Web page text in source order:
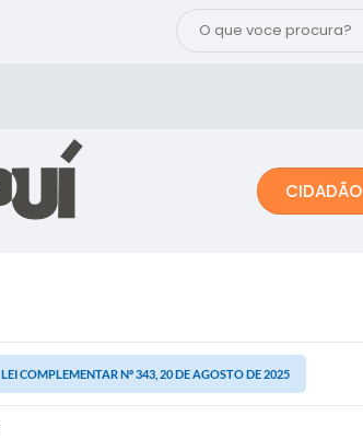
CIDADÃO
LEI COMPLEMENTAR Nº 343, 20 DE AGOSTO DE 2025